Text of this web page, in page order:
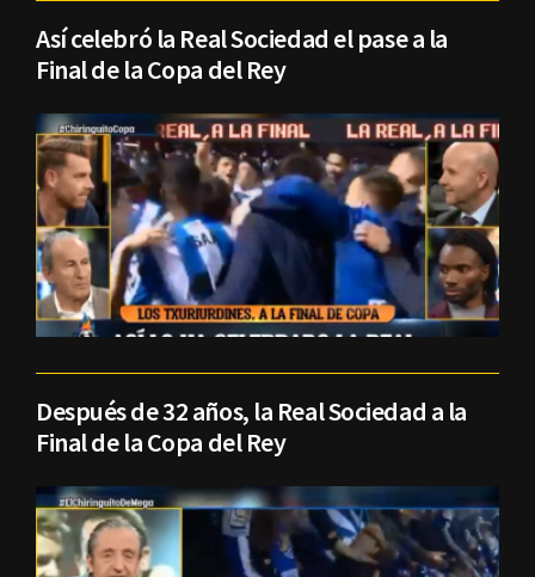
Así celebró la Real Sociedad el pase a la
Final de la Copa del Rey
Después de 32 años, la Real Sociedad a la
Final de la Copa del Rey